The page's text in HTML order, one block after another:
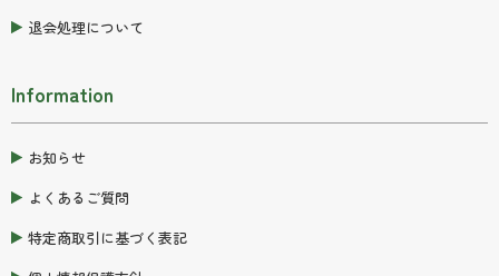
退会処理について
Information
お知らせ
よくあるご質問
特定商取引に基づく表記